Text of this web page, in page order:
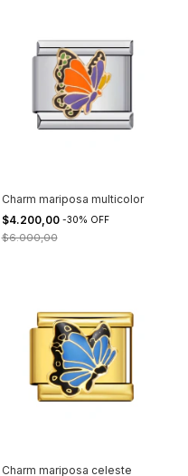
Charm mariposa multicolor
$4.200,00 -30% OFF
$6.000,00
Charm mariposa celeste